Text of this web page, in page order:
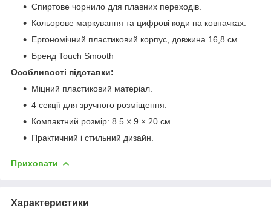
Спиртове чорнило для плавних переходів.
Кольорове маркування та цифрові коди на ковпачках.
Ергономічний пластиковий корпус, довжина 16,8 см.
Бренд Touch Smooth
Особливості підставки:
Міцний пластиковий матеріал.
4 секції для зручного розміщення.
Компактний розмір: 8.5 × 9 × 20 см.
Практичний і стильний дизайн.
Приховати
Характеристики